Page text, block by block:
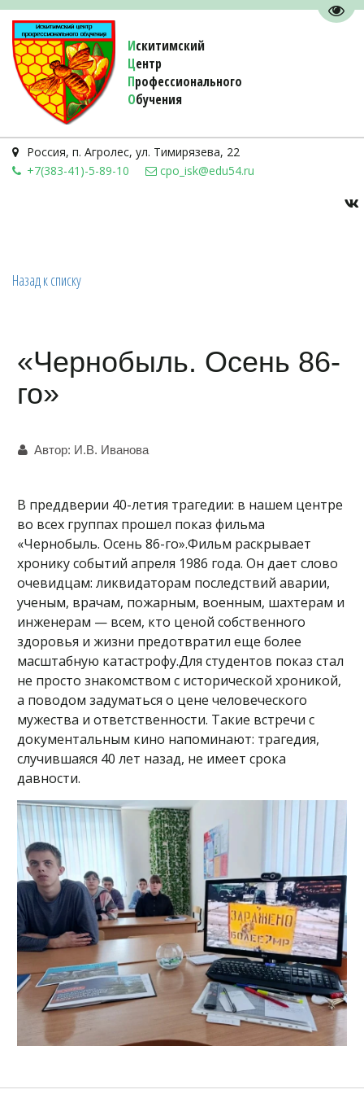
Искитимский
Центр
Профессионального
Обучения
Россия, п. Агролес, ул. Тимирязева, 22
+7(383-41)-5-89-10
cpo_isk@edu54.ru
Назад к списку
«Чернобыль. Осень 86-
го»
Автор: И.В. Иванова
В преддверии 40-летия трагедии: в нашем центре
во всех группах прошел показ фильма
«Чернобыль. Осень 86-го».Фильм раскрывает
хронику событий апреля 1986 года. Он дает слово
очевидцам: ликвидаторам последствий аварии,
ученым, врачам, пожарным, военным, шахтерам и
инженерам — всем, кто ценой собственного
здоровья и жизни предотвратил еще более
масштабную катастрофу.Для студентов показ стал
не просто знакомством с исторической хроникой,
а поводом задуматься о цене человеческого
мужества и ответственности. Такие встречи с
документальным кино напоминают: трагедия,
случившаяся 40 лет назад, не имеет срока
давности.